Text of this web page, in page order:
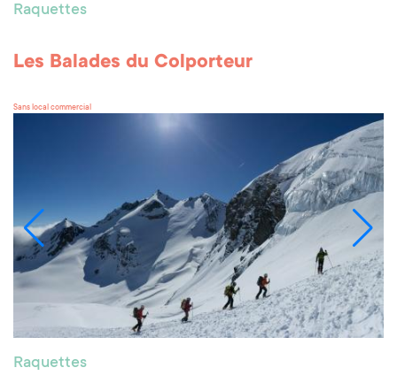
Raquettes
Les Balades du Colporteur
Sans local commercial
Raquettes